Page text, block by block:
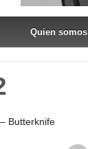
Quien somos
Butterknife